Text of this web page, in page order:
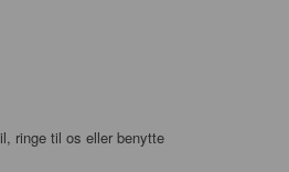
ringe til os eller benytte